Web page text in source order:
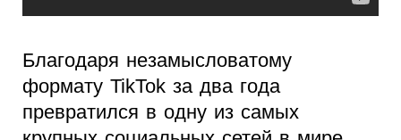
Благодаря незамысловатому
формату TikTok за два года
превратился в одну из самых